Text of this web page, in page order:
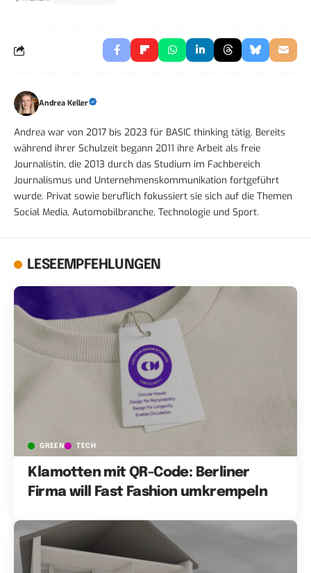
Andrea Keller
Andrea war von 2017 bis 2023 für BASIC thinking tätig. Bereits
während ihrer Schulzeit begann 2011 ihre Arbeit als freie
Journalistin, die 2013 durch das Studium im Fachbereich
Journalismus und Unternehmenskommunikation fortgeführt
wurde. Privat sowie beruflich fokussiert sie sich auf die Themen
Social Media, Automobilbranche, Technologie und Sport.
LESEEMPFEHLUNGEN
GREEN TECH
Klamotten mit QR-Code: Berliner
Firma will Fast Fashion umkrempeln